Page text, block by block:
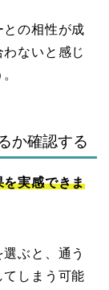
の相性が成
ないと感じ
か確認する
を実感できま
ぶと、通う
てしまう可能